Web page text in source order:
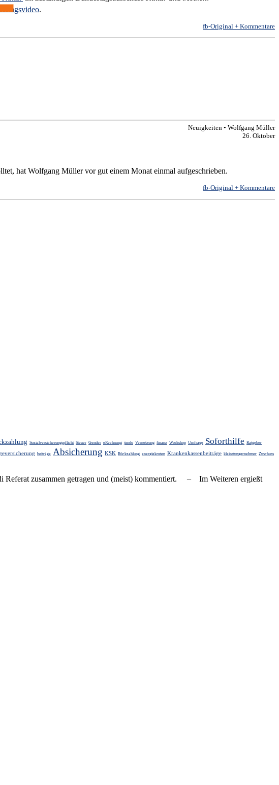
deo.
fb-Original + Kommentare
Neuigkeiten • Wolfgang Müller
26. Oktober
hat Wolfgang Müller vor gut einem Monat einmal aufgeschrieben.
fb-Original + Kommentare
Sozialversicherungspflicht Steuer Gender eRechnung jimdo Vernetzung finanz Workshop Umfrage Soforthilfe Ratgeber
beiträge Absicherung KSK Rückzahlung energiekosten Krankenkassenbeiträge kleinstungernehmer Zuschuss
Referat zusammen ge­tra­gen und (meist) kom­men­tiert. – Im Weiteren ergießt